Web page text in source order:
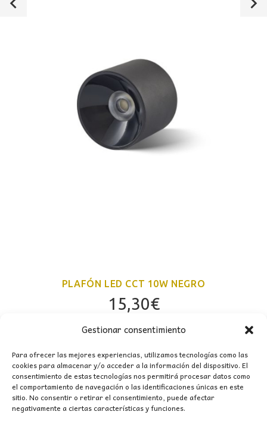
Gestionar consentimiento
Para ofrecer las mejores experiencias, utilizamos tecnologías como las
cookies para almacenar y/o acceder a la información del dispositivo. El
consentimiento de estas tecnologías nos permitirá procesar datos como
el comportamiento de navegación o las identificaciones únicas en este
sitio. No consentir o retirar el consentimiento, puede afectar
negativamente a ciertas características y funciones.
PLAFÓN LED CCT 10W NEGRO
15,30€